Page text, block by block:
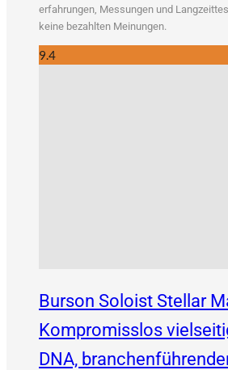
erfah­run­gen, Mes­sun­gen und
kei­ne bezahl­ten Meinungen.
9.4
Burson Soloist Stellar
Kompromisslos
DNA,